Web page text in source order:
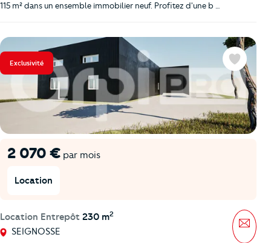
115 m² dans un ensemble immobilier neuf. Profitez d'une b …
Exclusivité
2 070 € par mois
Location
Location Entrepôt 230 m2
SEIGNOSSE
Favoris